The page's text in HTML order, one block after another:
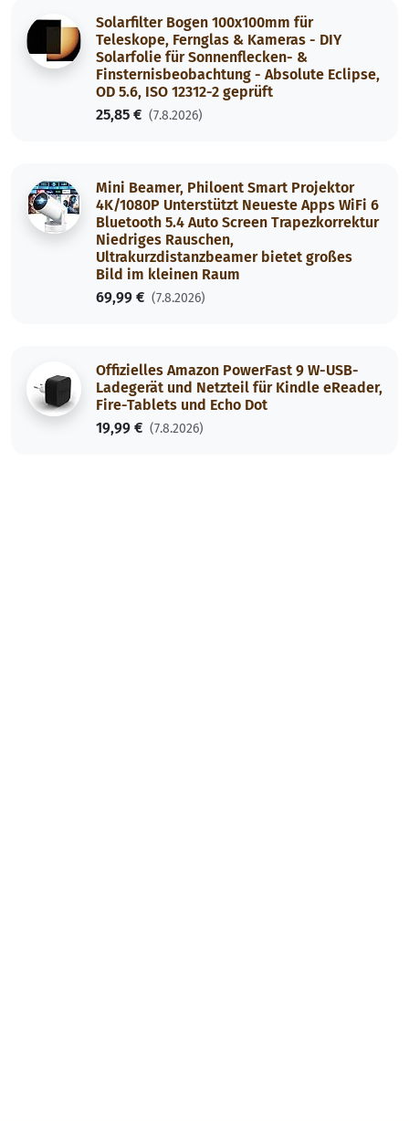
Solarfilter Bogen 100x100mm für
Teleskope, Fernglas & Kameras - DIY
Solarfolie für Sonnenflecken- &
Finsternisbeobachtung - Absolute Eclipse,
OD 5.6, ISO 12312-2 geprüft
25,85 € (7.8.2026)
Mini Beamer, Philoent Smart Projektor
4K/1080P Unterstützt Neueste Apps WiFi 6
Bluetooth 5.4 Auto Screen Trapezkorrektur
Niedriges Rauschen,
Ultrakurzdistanzbeamer bietet großes
Bild im kleinen Raum
69,99 € (7.8.2026)
Offizielles Amazon PowerFast 9 W-USB-
Ladegerät und Netzteil für Kindle eReader,
Fire-Tablets und Echo Dot
19,99 € (7.8.2026)